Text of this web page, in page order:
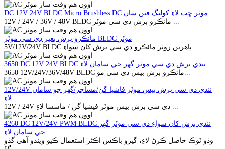
DC 12V 24V BLDC Micro Brushless DC موٽر ڇت لاءِ کولنگ فين سان
مائڪرو برش بغير ڊي سي موٽر BLDC موٽر
3650 DC 12V 24V BLDC ننڍي برش ڊي سي موٽر گھر جي سامان لاء
12V/24V ننڍي ڊي سي برش بيس موٽر فاشيا گن/مساجر/گهر جو سامان
لاءِ
4260 DC 12V/24V PWM BLDC ننڍي برش کان سواءِ ڊي سي موٽر گھر
جي سامان لاءِ
وڏو ٽوڪ حاصل ڪرڻ لاءِ، گيرو باڪس اڪثر استعمال ڪيو ويندو آهي گڏو